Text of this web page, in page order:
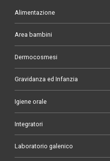
Alimentazione
Area bambini
Dermocosmesi
Gravidanza ed Infanzia
Igiene orale
Integratori
Laboratorio galenico